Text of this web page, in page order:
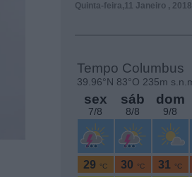
Quinta-feira,11 Janeiro , 2018